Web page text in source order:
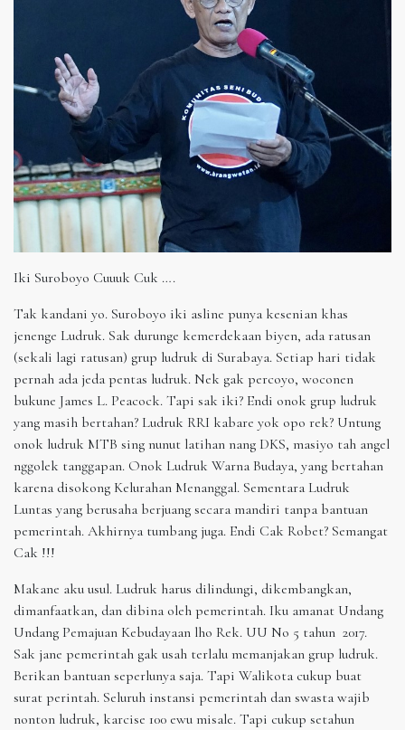
Iki Suroboyo Cuuuk Cuk ….
Tak kandani yo. Suroboyo iki asline punya kesenian khas
jenenge Ludruk. Sak durunge kemerdekaan biyen, ada ratusan
(sekali lagi ratusan) grup ludruk di Surabaya. Setiap hari tidak
pernah ada jeda pentas ludruk. Nek gak percoyo, woconen
bukune James L. Peacock. Tapi sak iki? Endi onok grup ludruk
yang masih bertahan? Ludruk RRI kabare yok opo rek? Untung
onok ludruk MTB sing nunut latihan nang DKS, masiyo tah angel
nggolek tanggapan. Onok Ludruk Warna Budaya, yang bertahan
karena disokong Kelurahan Menanggal. Sementara Ludruk
Luntas yang berusaha berjuang secara mandiri tanpa bantuan
pemerintah. Akhirnya tumbang juga. Endi Cak Robet? Semangat
Cak !!!
Makane aku usul. Ludruk harus dilindungi, dikembangkan,
dimanfaatkan, dan dibina oleh pemerintah. Iku amanat Undang
Undang Pemajuan Kebudayaan lho Rek. UU No 5 tahun 2017.
Sak jane pemerintah gak usah terlalu memanjakan grup ludruk.
Berikan bantuan seperlunya saja. Tapi Walikota cukup buat
surat perintah. Seluruh instansi pemerintah dan swasta wajib
nonton ludruk, karcise 100 ewu misale. Tapi cukup setahun